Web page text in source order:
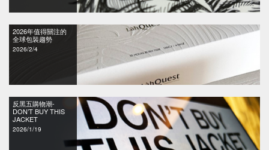
2026年值得關注的
全球包裝趨勢
2026/2/4
反黑五購物潮-
DON’T BUY THIS
JACKET
2026/1/19